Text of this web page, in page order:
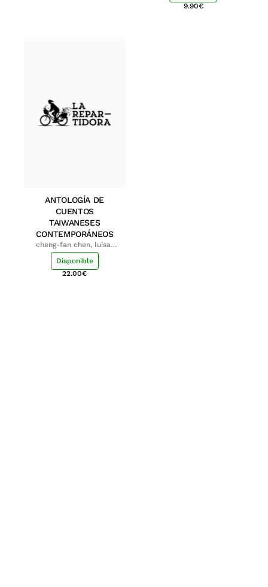
9.90€
ANTOLOGÍA DE
CUENTOS
TAIWANESES
CONTEMPORÁNEOS
cheng-fan chen, luisa;
shu-ying chang, luisa
Disponible
22.00€